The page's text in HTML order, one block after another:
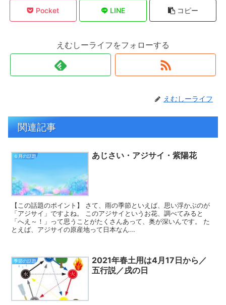
Pocket LINE コピー
えむしーライフをフォローする
えむしーライフ
関連記事
６月の話題 あじさい・アジサイ・紫陽花
【この話題のポイント】 さて、雨の季節といえば、思い浮かぶのが
「アジサイ」ですよね。 このアジサイというお花、調べてみると
「へえ～！」って思うことがたくさんあって、奥が深いんです。 た
とえば、アジサイの原産地って日本なん...
季節の話題
2021年春土用は4月17日から／
五行説／戌の日